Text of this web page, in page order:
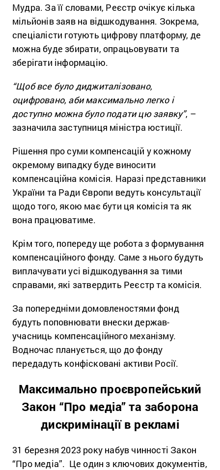
Мудра. За її словами, Реєстр очікує кілька
мільйонів заяв на відшкодування. Зокрема,
спеціалісти готують цифрову платформу, де
можна буде збирати, опрацьовувати та
зберігати інформацію.
“Щоб все було диджиталізовано,
оцифровано, аби максимально легко і
доступно можна було подати цю заявку”, –
зазначила заступниця міністра юстиції.
Рішення про суми компенсацій у кожному
окремому випадку буде виносити
компенсаційна комісія. Наразі представники
України та Ради Європи ведуть консультації
щодо того, якою має бути ця комісія та як
вона працюватиме.
Крім того, попереду ще робота з формування
компенсаційного фонду. Саме з нього будуть
виплачувати усі відшкодування за тими
справами, які затвердить Реєстр та комісія.
За попередніми домовленостями фонд
будуть поповнювати внески держав-
учасниць компенсаційного механізму.
Водночас планується, що до фонду
передадуть конфісковані активи Росії.
Максимально проєвропейський
Закон “Про медіа” та заборона
дискримінації в рекламі
31 березня 2023 року набув чинності Закон
“Про медіа”. Це один з ключових документів,